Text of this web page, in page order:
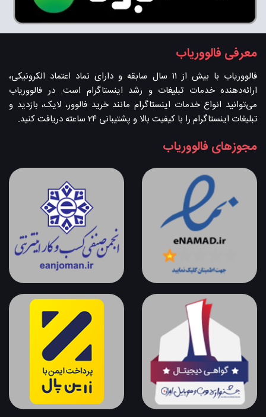
معرفی فالووریاب
فالووریاب با بیش از ۱۱ سال سابقه و دارای نماد اعتماد الکرونیکی،
ارائه‌دهنده خدمات تبلیغات و رشد اینستاگرام است. در فالووریاب
می‌توانید انواع خدمات اینستاگرام مانند خرید فالوور، لایک، بازدید و
تبلیغات اینستاگرام را با کیفیت بالا و پشتیبانی ۲۴ ساعته دریافت کنید.
مجوزهای فالووریاب